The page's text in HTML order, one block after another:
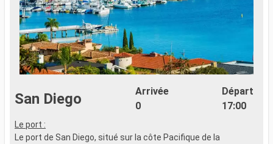
San Diego
Arrivée
0
Départ
17:00
Le port :
Le port de San Diego, situé sur la côte Pacifique de la